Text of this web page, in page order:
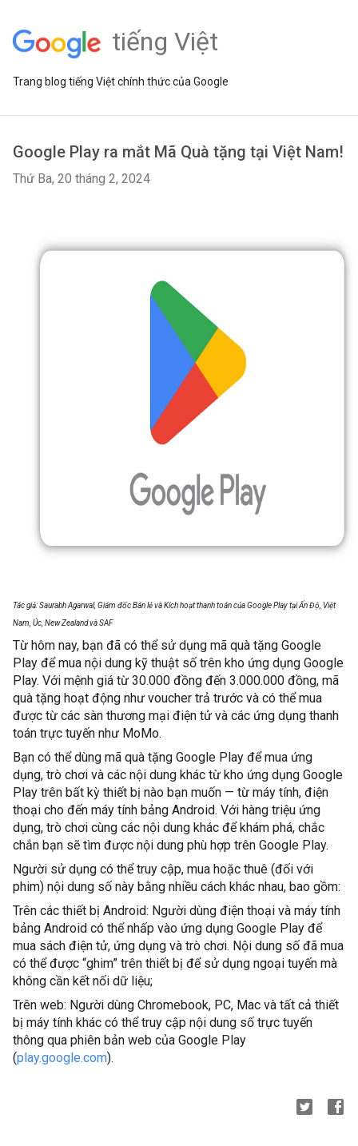
tiếng Việt
Trang blog tiếng Việt chính thức của Google
Google Play ra mắt Mã Quà tặng tại Việt Nam!
Thứ Ba, 20 tháng 2, 2024
Tác giả: Saurabh Agarwal, Giám đốc Bán lẻ và Kích hoạt thanh toán của Google Play tại Ấn Độ, Việt
Nam, Úc, New Zealand và SAF
Từ hôm nay, bạn đã có thể sử dụng mã quà tặng Google
Play để mua nội dung kỹ thuật số trên kho ứng dụng Google
Play. Với mệnh giá từ 30.000 đồng đến 3.000.000 đồng, mã
quà tặng hoạt động như voucher trả trước và có thể mua
được từ các sàn thương mại điện tử và các ứng dụng thanh
toán trực tuyến như MoMo.
Bạn có thể dùng mã quà tặng Google Play để mua ứng
dụng, trò chơi và các nội dung khác từ kho ứng dụng Google
Play trên bất kỳ thiết bị nào bạn muốn — từ máy tính, điện
thoại cho đến máy tính bảng Android. Với hàng triệu ứng
dụng, trò chơi cùng các nội dung khác để khám phá, chắc
chắn bạn sẽ tìm được nội dung phù hợp trên Google Play.
Người sử dụng có thể truy cập, mua hoặc thuê (đối với
phim) nội dung số này bằng nhiều cách khác nhau, bao gồm:
Trên các thiết bị Android: Người dùng điện thoại và máy tính
bảng Android có thể nhấp vào ứng dụng Google Play để
mua sách điện tử, ứng dụng và trò chơi. Nội dung số đã mua
có thể được “ghim” trên thiết bị để sử dụng ngoại tuyến mà
không cần kết nối dữ liệu;
Trên web: Người dùng Chromebook, PC, Mac và tất cả thiết
bị máy tính khác có thể truy cập nội dung số trực tuyến
thông qua phiên bản web của Google Play
(play.google.com).